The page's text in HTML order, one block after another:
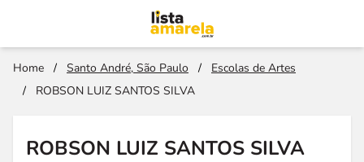
Home / Santo André, São Paulo /
Escolas de Artes
/
ROBSON LUIZ SANTOS SILVA
ROBSON LUIZ SANTOS SILVA